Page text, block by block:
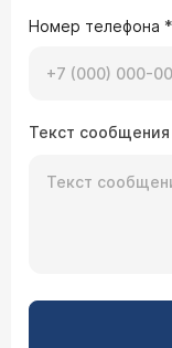
Номер телефона *
Текст сообщения